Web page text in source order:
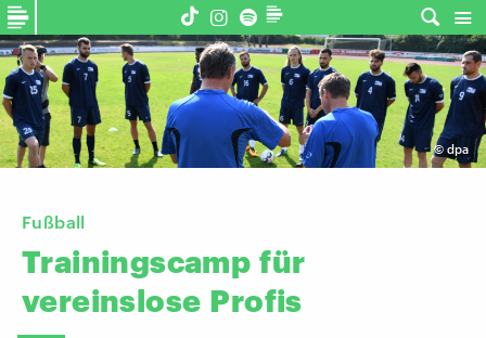
©dpa
Fußball
Trainingscamp für
vereinslose Profis